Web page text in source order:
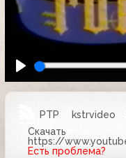
РТР kstrvideo
Скачать
https://
Есть проблема?